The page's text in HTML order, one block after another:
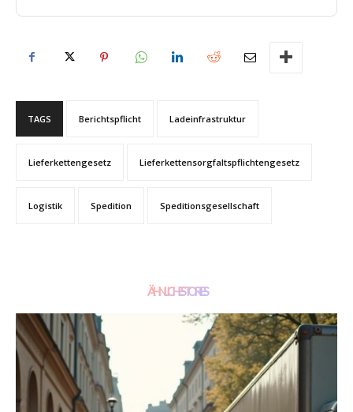
TAGS Berichtspflicht Ladeinfrastruktur
Lieferkettengesetz Lieferkettensorgfaltspflichtengesetz
Logistik Spedition Speditionsgesellschaft
ÄHNLICHE STORIES